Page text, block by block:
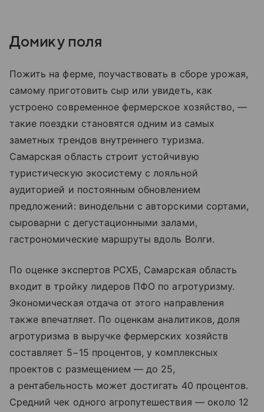
Домик у поля
Пожить на ферме, поучаствовать в сборе урожая,
самому приготовить сыр или увидеть, как
устроено современное фермерское хозяйство, —
такие поездки становятся одним из самых
заметных трендов внутреннего туризма.
Самарская область строит устойчивую
туристическую экосистему с лояльной
аудиторией и постоянным обновлением
предложений: винодельни с авторскими сортами,
сыроварни с дегустационными залами,
гастрономические маршруты вдоль Волги.
По оценке экспертов РСХБ, Самарская область
входит в тройку лидеров ПФО по агротуризму.
Экономическая отдача от этого направления
также впечатляет. По оценкам аналитиков, доля
агротуризма в выручке фермерских хозяйств
составляет 5−15 процентов, у комплексных
проектов с размещением — до 25,
а рентабельность может достигать 40 процентов.
Средний чек одного агропутешествия — около 12